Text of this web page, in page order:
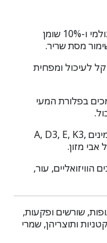
: 28% חלבון גולמי ו-10% שומן
מסת שריר.
לעיכול ומפחית
בפלורת המעי
: ויטמינים A, D3, E, K3,
עור,
שורשים ופקעות,
ותוצריהן, שמרי